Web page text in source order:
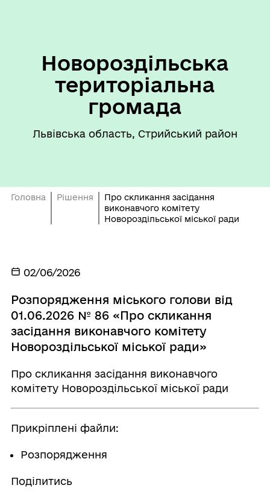
Новороздільська
територіальна
громада
Львівська область, Стрийський район
Головна Рішення
Про скликання засідання
виконавчого комітету
Новороздільської міської ради
02/06/2026
Розпорядження міського голови від
01.06.2026 № 86 «Про скликання
засідання виконавчого комітету
Новороздільської міської ради»
Про скликання засідання виконавчого
комітету Новороздільської міської ради
Прикріплені файли:
Розпорядження
Поділитись